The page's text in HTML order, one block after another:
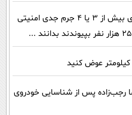
گفته‌های یک روحانی تندرو و ردپای بیش از ۳ یا ۴ جرم جدی امنیتی
رجب‌زاده پس از شناسایی خودروی